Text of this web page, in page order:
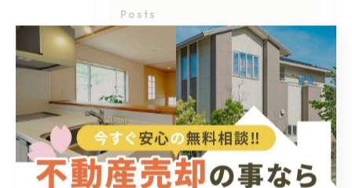
Posts
2026/04/09
【遠賀郡水巻町高尾台】
2025/11/22